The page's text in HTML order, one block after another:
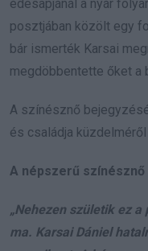
édesapjánál a nyár
posztjában közölt egy
bár ismerték Karsai
megdöbbentette őket a
A színésznő
és családja küzdelméről
A népszerű színésznő
„Nehezen születik ez
ma. Karsai Dániel